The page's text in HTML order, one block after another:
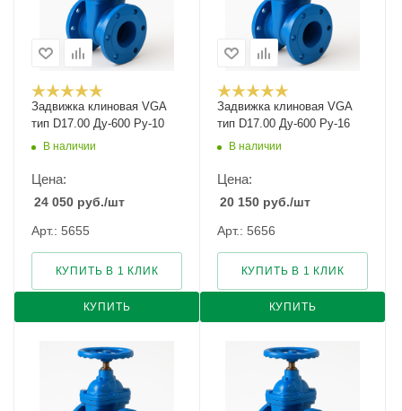
Задвижка клиновая VGA
тип D17.00 Ду-600 Ру-10
В наличии
Цена:
24 050 руб./шт
Арт.: 5655
КУПИТЬ
КУПИТЬ В 1 КЛИК
Задвижка клиновая VGA
тип D17.00 Ду-600 Ру-16
В наличии
Цена:
20 150 руб./шт
Арт.: 5656
КУПИТЬ
КУПИТЬ В 1 КЛИК